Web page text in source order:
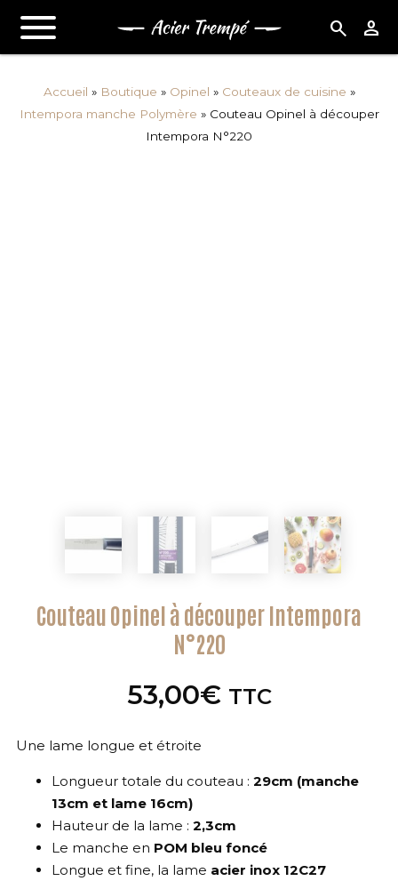
search person
Accueil » Boutique » Opinel » Couteaux de cuisine »
Intempora manche Polymère » Couteau Opinel à découper
Intempora N°220
Couteau Opinel à découper Intempora
N°220
53,00€ TTC
Une lame longue et étroite
Longueur totale du couteau : 29cm (manche
13cm et lame 16cm)
Hauteur de la lame : 2,3cm
Le manche en POM bleu foncé
Longue et fine, la lame acier inox 12C27